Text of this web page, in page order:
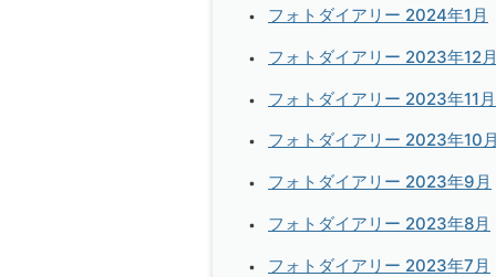
フォトダイアリー 2024年1月
フォトダイアリー 2023年12
フォトダイアリー 2023年11月
フォトダイアリー 2023年10
フォトダイアリー 2023年9月
フォトダイアリー 2023年8月
フォトダイアリー 2023年7月